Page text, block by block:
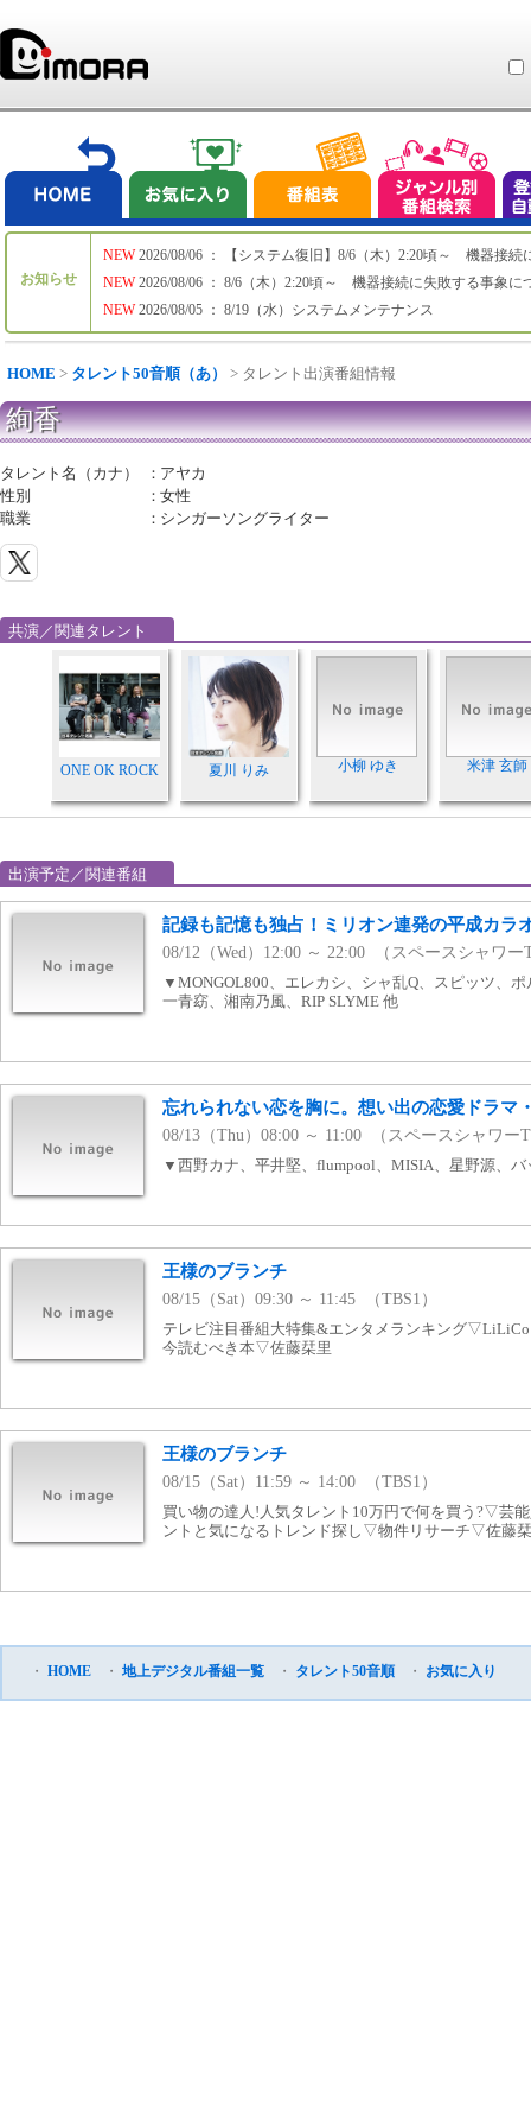
お知らせ
NEW
NEW
NEW
2026/08/06 ： 【システム復旧】8/6（木）2:20頃～ 機器接続
2026/08/06 ： 8/6（木）2:20頃～ 機器接続に失敗する事象に
2026/08/05 ： 8/19（水）システムメンテナンス
HOME > タレント50音順（あ） > タレント出演番組情報
絢香
タレント名（カナ） ： アヤカ
性別
：女性
職業
： シンガーソングライター
共演／関連タレント
ONE OK ROCK 夏川 りみ 小柳 ゆき 米津 玄師
出演予定／関連番組
記録も記憶も独占！ミリオン連発の平成カラ
08/12（Wed）12:00 ～ 22:00 （スペースシャワー
▼MONGOL800、エレカシ、シャ乱Q、スピッツ、
一青窈、湘南乃風、RIP SLYME 他
忘れられない恋を胸に。想い出の恋愛ドラマ
08/13（Thu）08:00 ～ 11:00 （スペースシャワー
▼西野カナ、平井堅、flumpool、MISIA、星野源、バ
王様のブランチ
08/15（Sat）09:30 ～ 11:45 （TBS1）
テレビ注目番組大特集&エンタメランキング
今読むべき本▽佐藤栞里
王様のブランチ
08/15（Sat）11:59 ～ 14:00 （TBS1）
買い物の達人!人気タレント10万円で何を買う?▽芸
ントと気になるトレンド探し▽物件リサーチ▽佐藤
・ HOME ・ 地上デジタル番組一覧 ・ タレント50音順 ・ お気に入り